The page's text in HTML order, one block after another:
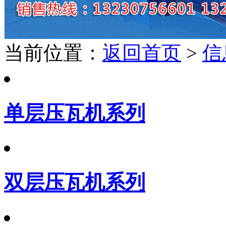
当前位置： 返回首页 >
单层压瓦机系列
双层压瓦机系列